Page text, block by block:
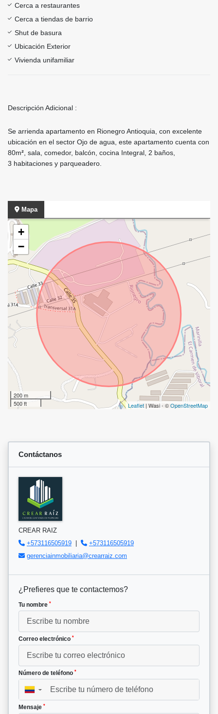
Cerca a restaurantes
Cerca a tiendas de barrio
Shut de basura
Ubicación Exterior
Vivienda unifamiliar
Descripción Adicional :
Se arrienda apartamento en Rionegro Antioquia, con excelente
ubicación en el sector Ojo de agua, este apartamento cuenta con
80m² , sala, comedor, balcón, cocina Integral, 2 baños,
3 habitaciones y parqueadero.
Mapa
+
−
200 m
500 ft
Leaflet | Wasi - ©OpenStreetMap
Contáctanos
CREAR RAIZ
+573116505919
+573116505919
gerenciainmobiliaria@crearraiz.com
¿Prefieres que te contactemos?
Tu nombre *
Correo electrónico *
Número de teléfono *
▼
Mensaje *